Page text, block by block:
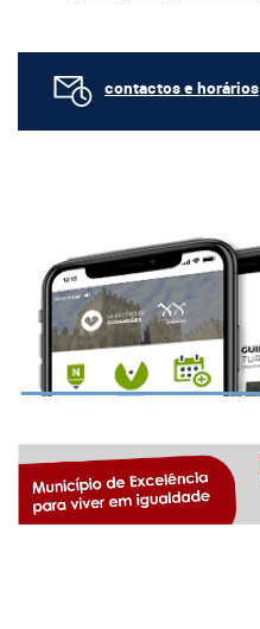
contactos e horários